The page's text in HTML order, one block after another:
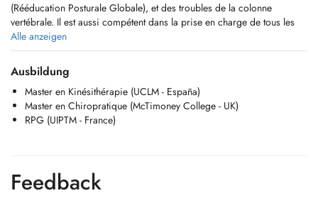
(Rééducation Posturale Globale), et des troubles de la colonne
vertébrale. Il est aussi compétent dans la prise en charge de tous les
troubles orthopédiques (post-traumatiques, post accidents, arthrose...)
et dans les troubles neurologiques.
Ses expériences personnelles l'ont amené à se former dans le
traitement des lésions sportives et dans les arts de la scène.
(Comédiens, danseurs, chanteurs, musiciens).
Formation en Chiropratique au McTimoney College (UK)
Alle anzeigen
Ausbildung
Master en Kinésithérapie (UCLM - España)
Master en Chiropratique (McTimoney College - UK)
RPG (UIPTM - France)
Feedback